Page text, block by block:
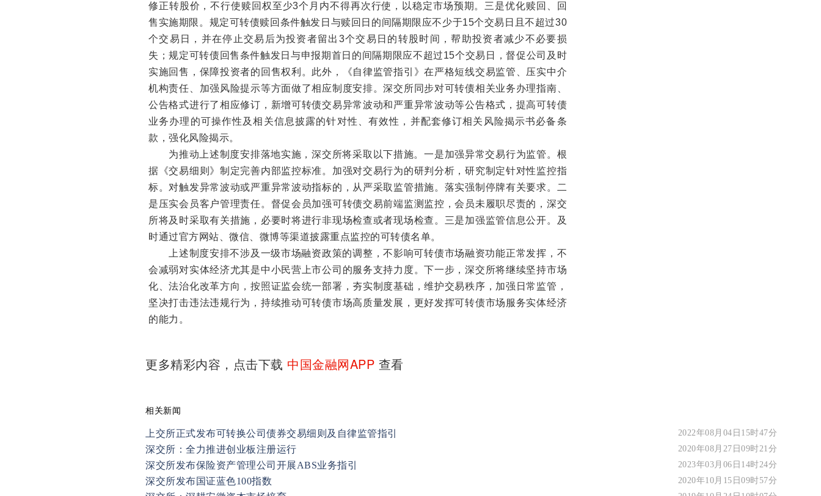
修正转股价，不行使赎回权至少3个月内不得再次行使，以稳定市场预期。三是优化赎回、回
售实施期限。规定可转债赎回条件触发日与赎回日的间隔期限应不少于15个交易日且不超过30
个交易日，并在停止交易后为投资者留出3个交易日的转股时间，帮助投资者减少不必要损
失；规定可转债回售条件触发日与申报期首日的间隔期限应不超过15个交易日，督促公司及时
实施回售，保障投资者的回售权利。此外，《自律监管指引》在严格短线交易监管、压实中介
机构责任、加强风险提示等方面做了相应制度安排。深交所同步对可转债相关业务办理指南、
公告格式进行了相应修订，新增可转债交易异常波动和严重异常波动等公告格式，提高可转债
业务办理的可操作性及相关信息披露的针对性、有效性，并配套修订相关风险揭示书必备条
款，强化风险揭示。
为推动上述制度安排落地实施，深交所将采取以下措施。一是加强异常交易行为监管。根
据《交易细则》制定完善内部监控标准。加强对交易行为的研判分析，研究制定针对性监控指
标。对触发异常波动或严重异常波动指标的，从严采取监管措施。落实强制停牌有关要求。二
是压实会员客户管理责任。督促会员加强可转债交易前端监测监控，会员未履职尽责的，深交
所将及时采取有关措施，必要时将进行非现场检查或者现场检查。三是加强监管信息公开。及
时通过官方网站、微信、微博等渠道披露重点监控的可转债名单。
上述制度安排不涉及一级市场融资政策的调整，不影响可转债市场融资功能正常发挥，不
会减弱对实体经济尤其是中小民营上市公司的服务支持力度。下一步，深交所将继续坚持市场
化、法治化改革方向，按照证监会统一部署，夯实制度基础，维护交易秩序，加强日常监管，
坚决打击违法违规行为，持续推动可转债市场高质量发展，更好发挥可转债市场服务实体经济
的能力。
更多精彩内容，点击下载 中国金融网APP 查看
相关新闻
上交所正式发布可转换公司债券交易细则及自律监管指引 2022年08月04日15时47分
深交所：全力推进创业板注册运行 2020年08月27日09时21分
深交所发布保险资产管理公司开展ABS业务指引 2023年03月06日14时24分
深交所发布国证蓝色100指数 2020年10月15日09时57分